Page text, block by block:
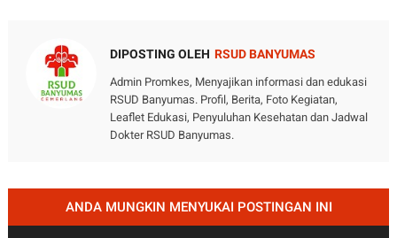
DIPOSTING OLEH RSUD BANYUMAS
Admin Promkes, Menyajikan informasi dan edukasi
RSUD Banyumas. Profil, Berita, Foto Kegiatan,
Leaflet Edukasi, Penyuluhan Kesehatan dan Jadwal
Dokter RSUD Banyumas.
ANDA MUNGKIN MENYUKAI POSTINGAN INI